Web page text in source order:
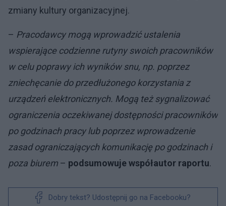
zmiany kultury organizacyjnej.
– Pracodawcy mogą wprowadzić ustalenia
wspierające codzienne rutyny swoich pracowników
w celu poprawy ich wyników snu, np. poprzez
zniechęcanie do przedłużonego korzystania z
urządzeń elektronicznych. Mogą też sygnalizować
ograniczenia oczekiwanej dostępności pracowników
po godzinach pracy lub poprzez wprowadzenie
zasad ograniczających komunikację po godzinach i
poza biurem – podsumowuje współautor raportu.
Dobry tekst? Udostępnij go na Facebooku?